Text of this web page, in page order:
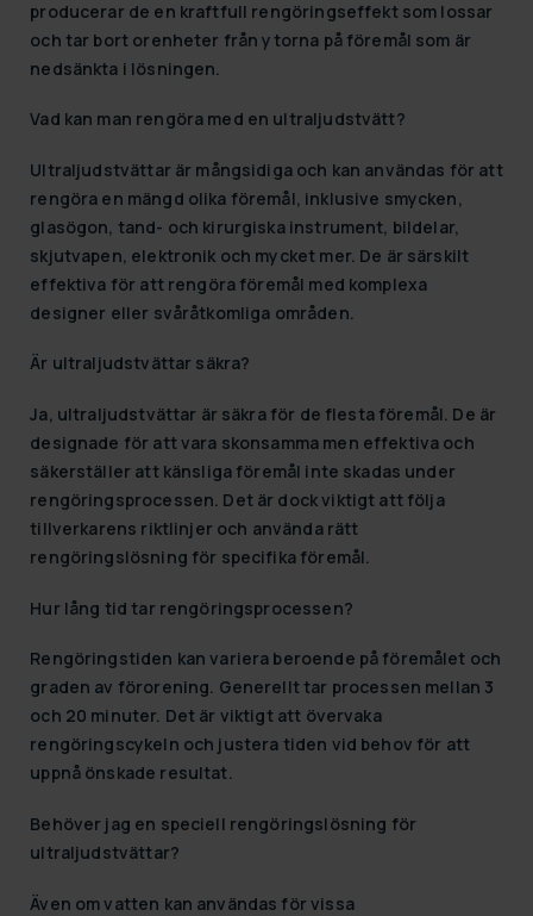
producerar de en kraftfull rengöringseffekt som lossar
och tar bort orenheter från ytorna på föremål som är
nedsänkta i lösningen.
Vad kan man rengöra med en ultraljudstvätt?
Ultraljudstvättar är mångsidiga och kan användas för att
rengöra en mängd olika föremål, inklusive smycken,
glasögon, tand- och kirurgiska instrument, bildelar,
skjutvapen, elektronik och mycket mer. De är särskilt
effektiva för att rengöra föremål med komplexa
designer eller svåråtkomliga områden.
Är ultraljudstvättar säkra?
Ja, ultraljudstvättar är säkra för de flesta föremål. De är
designade för att vara skonsamma men effektiva och
säkerställer att känsliga föremål inte skadas under
rengöringsprocessen. Det är dock viktigt att följa
tillverkarens riktlinjer och använda rätt
rengöringslösning för specifika föremål.
Hur lång tid tar rengöringsprocessen?
Rengöringstiden kan variera beroende på föremålet och
graden av förorening. Generellt tar processen mellan 3
och 20 minuter. Det är viktigt att övervaka
rengöringscykeln och justera tiden vid behov för att
uppnå önskade resultat.
Behöver jag en speciell rengöringslösning för
ultraljudstvättar?
Även om vatten kan användas för vissa